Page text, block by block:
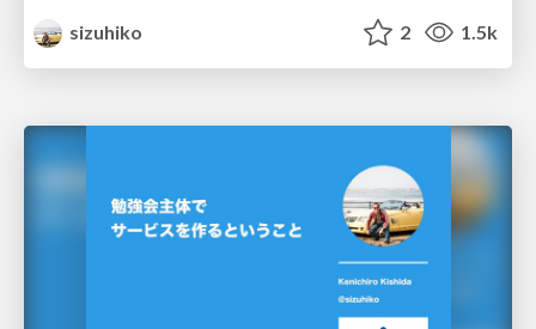
sizuhiko
2 1.5k